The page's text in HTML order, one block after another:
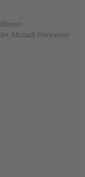
Altstadt Hannover